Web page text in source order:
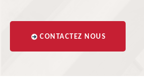
CONTACTEZ NOUS